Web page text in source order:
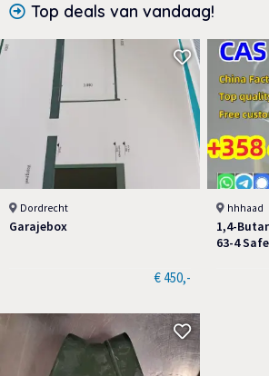
Top deals van vandaag!
Dordrecht
Garajebox
€ 450,-
hhhaad
1,4-
63-4